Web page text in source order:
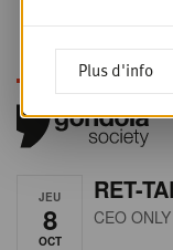
JEU
8
OCT
RET-
CEO ONLY
Plus d'info